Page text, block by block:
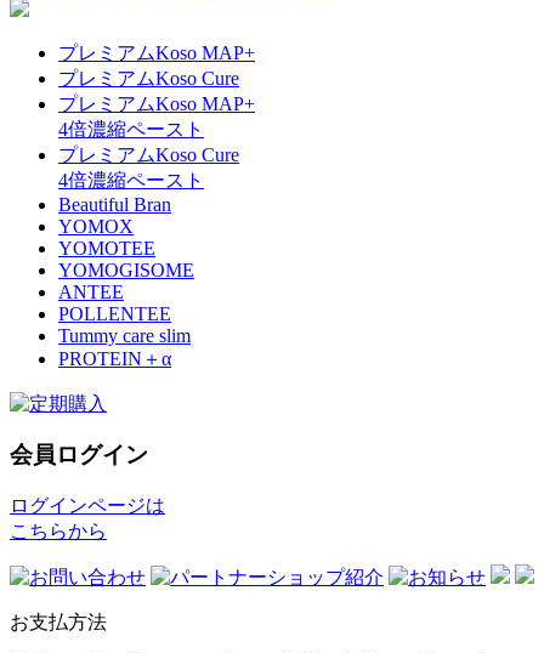
プレミアムKoso MAP+
プレミアムKoso Cure
プレミアムKoso MAP+
4倍濃縮ペースト
プレミアムKoso Cure
4倍濃縮ペースト
Beautiful Bran
YOMOX
YOMOTEE
YOMOGISOME
ANTEE
POLLENTEE
Tummy care slim
PROTEIN＋α
会員ログイン
ログインページは
こちらから
お支払方法